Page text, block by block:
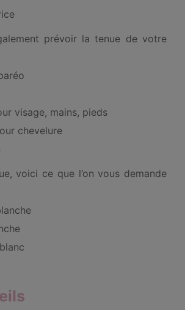
prévoir la tenue de votre
visage, mains, pieds
chevelure
voici ce que l’on vous demande